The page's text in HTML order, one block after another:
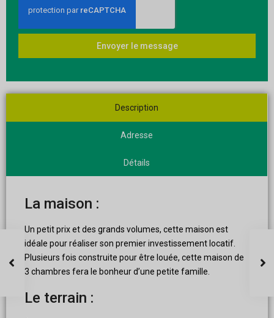
Envoyer le message
Description
Adresse
Détails
La maison :
Un petit prix et des grands volumes, cette maison est
idéale pour réaliser son premier investissement locatif.
Plusieurs fois construite pour être louée, cette maison de
3 chambres fera le bonheur d’une petite famille.
Le terrain :